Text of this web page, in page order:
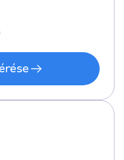
időpontokat.